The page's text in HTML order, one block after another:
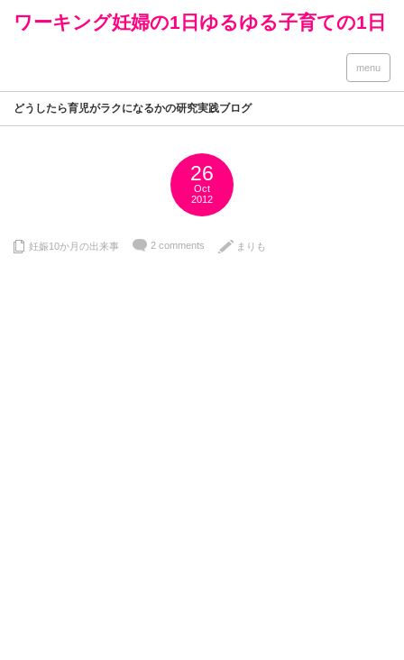
ワーキング妊婦の1日ゆるゆる子育ての1日
menu
どうしたら育児がラクになるかの研究実践ブログ
26
Oct
2012
妊娠10か月の出来事 2 comments まりも